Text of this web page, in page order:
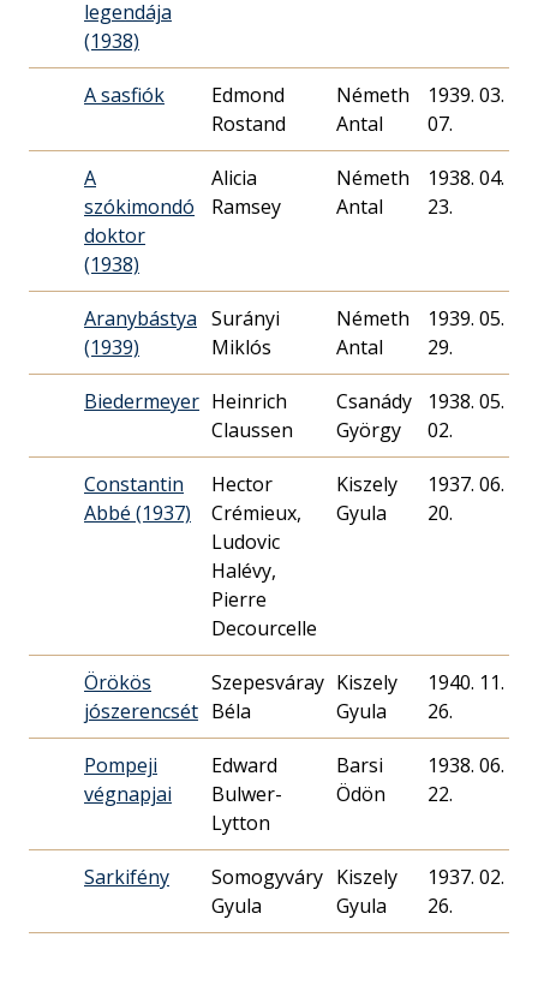
legendája
(1938)
A sasfiók
Edmond
Rostand
Németh
Antal
1939. 03.
07.
A
szókimondó
doktor
(1938)
Alicia
Ramsey
Németh
Antal
1938. 04.
23.
Aranybástya
(1939)
Surányi
Miklós
Németh
Antal
1939. 05.
29.
Biedermeyer Heinrich
Claussen
Csanády
György
1938. 05.
02.
Constantin
Abbé (1937)
Hector
Crémieux,
Ludovic
Halévy,
Pierre
Decourcelle
Kiszely
Gyula
1937. 06.
20.
Örökös
jószerencsét
Szepesváray
Béla
Kiszely
Gyula
1940. 11.
26.
Pompeji
végnapjai
Edward
Bulwer-
Lytton
Barsi
Ödön
1938. 06.
22.
Sarkifény
Somogyváry
Gyula
Kiszely
Gyula
1937. 02.
26.